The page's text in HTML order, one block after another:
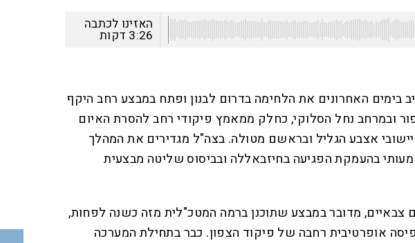
האזינו לכתבה
3:26 דקות
בימים האחרונים את הלחימה בדרום לבנון ופתח במבצע רחב היקף
ובמרחב נחל הסלוקי, כחלק ממאמץ פיקודי רחב להסרת האיום
אצבע הגליל ובראשם מטולה. בצה"ל מגדירים את המהלך
בהעמקת הפגיעה בחיזבאללה ובביסוס שליטה מבצעית
צבאיים, מדובר במבצע שתוכנן ברמה המטכ"לית מזה כשנה לפחות,
אופרטיבית רחבה של פיקוד הצפון. כבר בתחילת המערכה